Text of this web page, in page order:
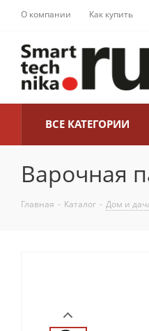
О компании Как купить
ВСЕ КАТЕГОРИИ
Варочная
Главная - Каталог - Дом и